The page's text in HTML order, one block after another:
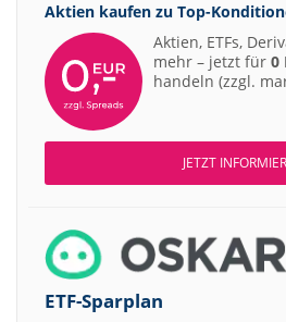
Aktien kaufen zu Top-
Aktien, ETFs,
mehr – jetzt für 0
handeln (zzgl.
JETZT
ETF-Sparplan